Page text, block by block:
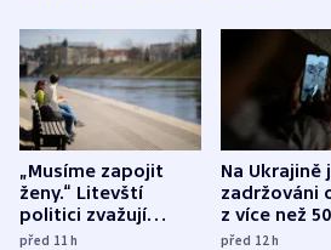
„Musíme zapojit
ženy.“ Litevští
politici zvažují
dohodu o
před 11h
Na Ukrajině
zadržováni
z více než
Bojovali na
před 12h